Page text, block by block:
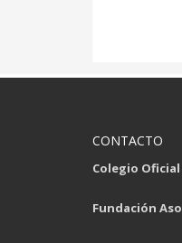
CONTACTO
Colegio
Fundación